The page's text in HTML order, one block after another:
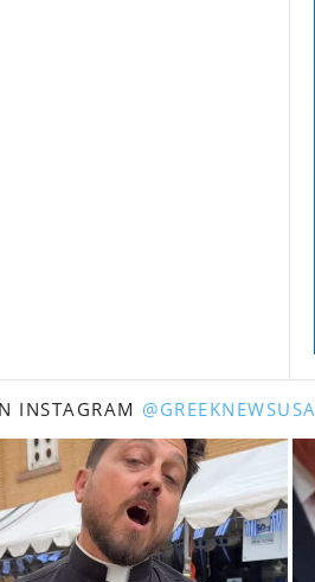
INSTAGRAM @GREEKNEWSUSA